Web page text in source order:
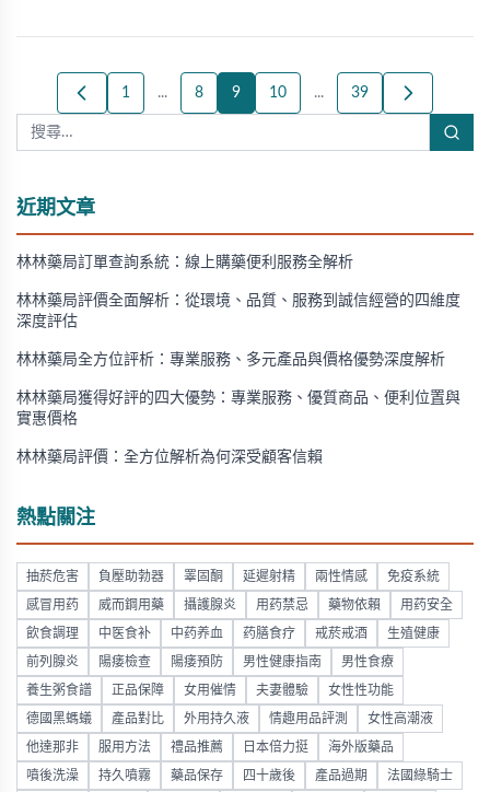
1 ... 8 9 10 ... 39
近期文章
林林藥局訂單查詢系統：線上購藥便利服務全解析
林林藥局評價全面解析：從環境、品質、服務到誠信經營的四維度
深度評估
林林藥局全方位評析：專業服務、多元產品與價格優勢深度解析
林林藥局獲得好評的四大優勢：專業服務、優質商品、便利位置與
實惠價格
林林藥局評價：全方位解析為何深受顧客信賴
熱點關注
抽菸危害 負壓助勃器 睪固酮 延遲射精 兩性情感 免疫系統
感冒用药 威而鋼用藥 攝護腺炎 用药禁忌 藥物依賴 用药安全
飲食調理 中医食补 中药养血 药膳食疗 戒菸戒酒 生殖健康
前列腺炎 陽痿檢查 陽痿預防 男性健康指南 男性食療
養生粥食譜 正品保障 女用催情 夫妻體驗 女性性功能
德國黑螞蟻 產品對比 外用持久液 情趣用品評測 女性高潮液
他達那非 服用方法 禮品推薦 日本倍力挺 海外版藥品
噴後洗澡 持久噴霧 藥品保存 四十歲後 產品過期 法國綠騎士